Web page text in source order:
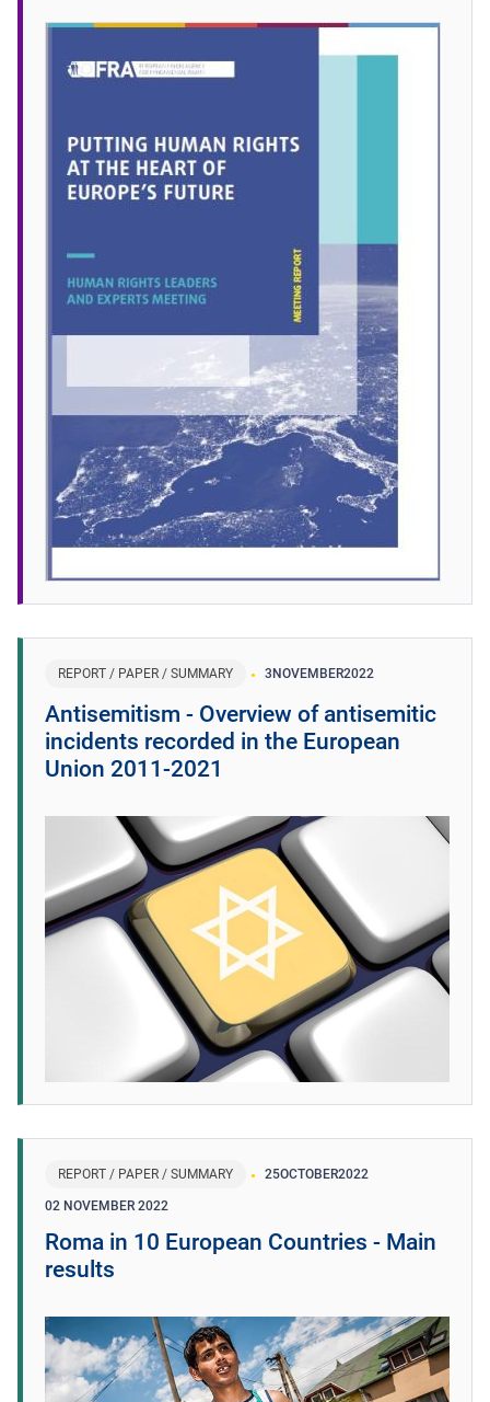
REPORT / PAPER / SUMMARY 3NOVEMBER2022
Antisemitism - Overview of antisemitic
incidents recorded in the European
Union 2011-2021
REPORT / PAPER / SUMMARY 25OCTOBER2022
02 NOVEMBER 2022
Roma in 10 European Countries - Main
results